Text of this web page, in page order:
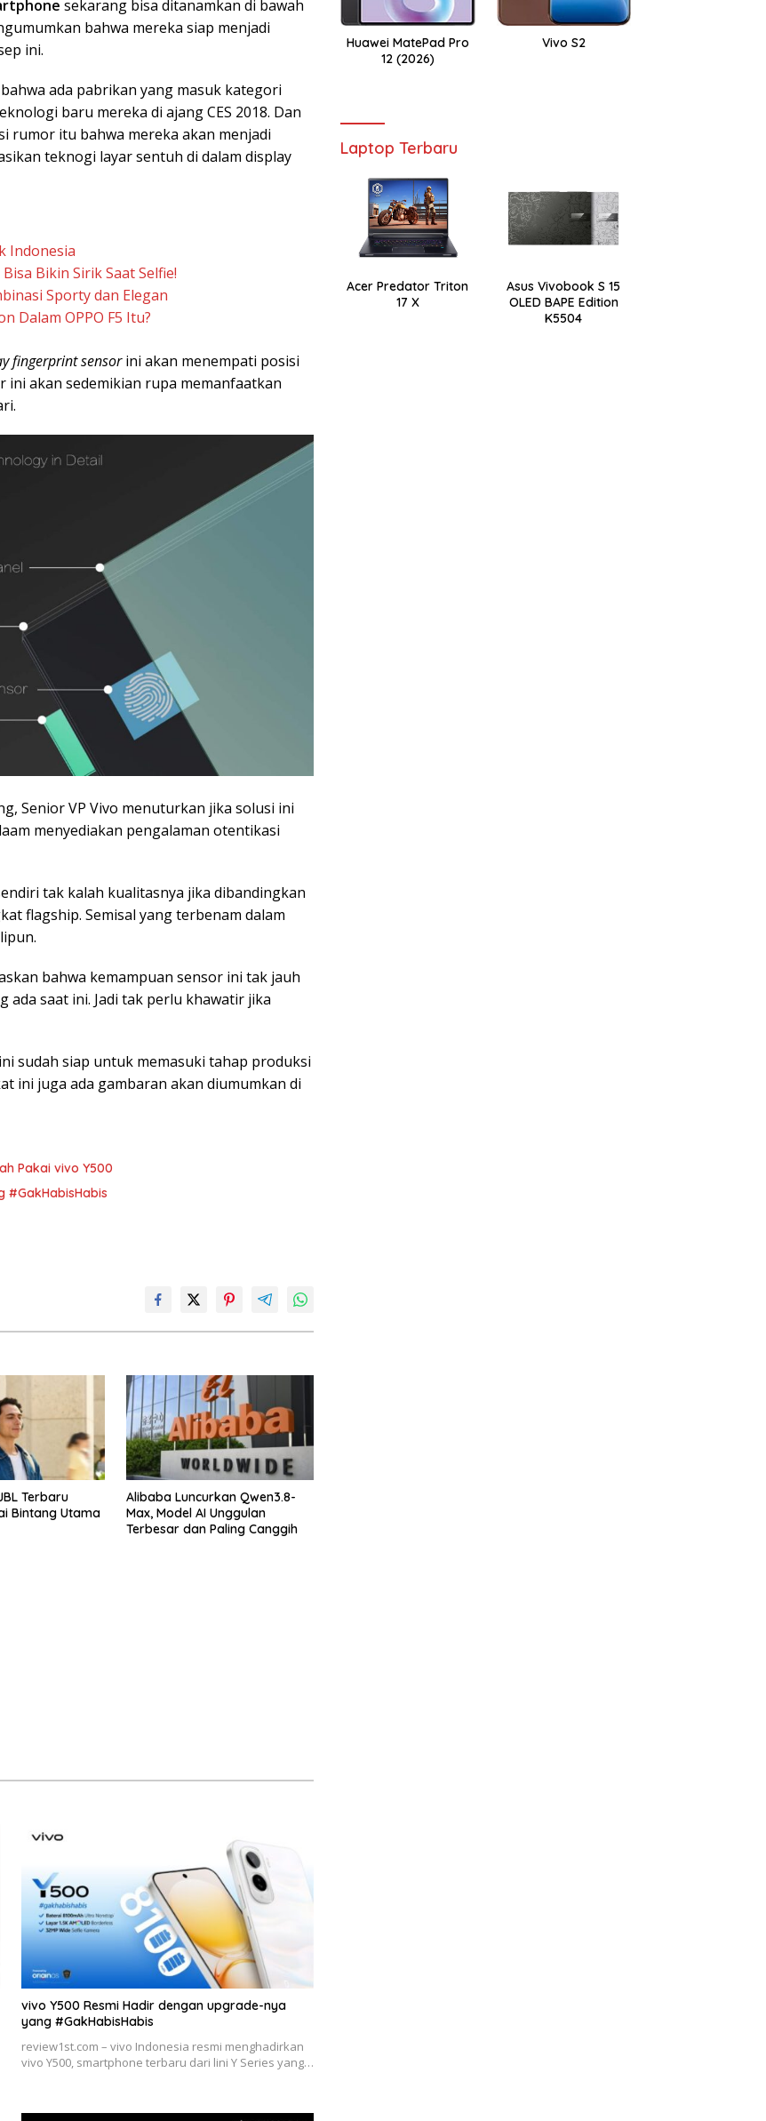
sekarang bisa ditanamkan di bawah
bahwa mereka siap menjadi
ini.
ada pabrikan yang masuk kategori
baru mereka di ajang CES 2018. Dan
rumor itu bahwa mereka akan menjadi
teknogi layar sentuh di dalam display
Indonesia
Bikin Sirik Saat Selfie!
Sporty dan Elegan
Dalam OPPO F5 Itu?
fingerprint sensorini akan menempati posisi
ini akan sedemikian rupa memanfaatkan
Senior VP Vivo menuturkan jika solusi ini
menyediakan pengalaman otentikasi
tak kalah kualitasnya jika dibandingkan
flagship. Semisal yang terbenam dalam
bahwa kemampuan sensor ini tak jauh
ada saat ini. Jadi tak perlu khawatir jika
sudah siap untuk memasuki tahap produksi
ini juga ada gambaran akan diumumkan di
Pakai vivo Y500
#GakHabisHabis
Terbaru
Bintang Utama
Alibaba Luncurkan Qwen3.8-
Max, Model AI Unggulan
Terbesar dan Paling Canggih
vivo Y500 Resmi Hadir dengan upgrade-nya
yang #GakHabisHabis
review1st.com – vivo Indonesia resmi menghadirkan
vivo Y500, smartphone terbaru dari lini Y Series yang…
Huawei MatePad Pro
12 (2026)
Vivo S2
Laptop Terbaru
Acer Predator Triton
17 X
Asus Vivobook S 15
OLED BAPE Edition
K5504